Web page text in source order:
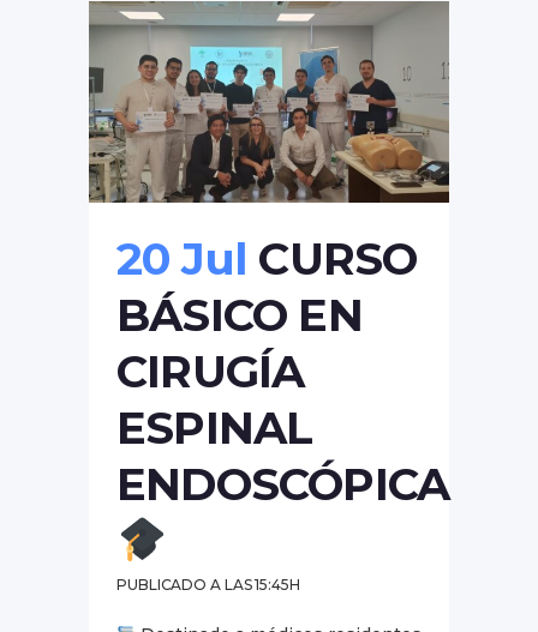
20 Jul CURSO
BÁSICO EN
CIRUGÍA
ESPINAL
ENDOSCÓPICA
PUBLICADO A LAS 15:45H